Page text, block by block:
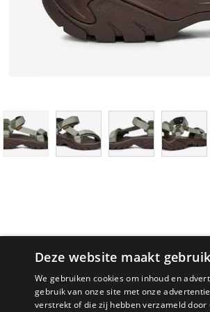
Deze website maakt
We gebruiken cookies om inhoud en
gebruik van onze site met onze
verstrekt of die zij hebben verzameld